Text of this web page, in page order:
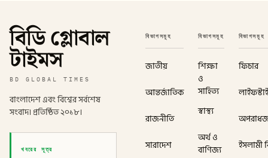
বিডি গ্লোবাল
টাইমস
BD GLOBAL TIMES
বাংলাদেশ এবং বিশ্বের সর্বশেষ
সংবাদ। প্রতিষ্ঠিত ২০১৮।
খবরের সূত্র
বিভাগসমূহ
জাতীয়
আন্তর্জাতিক
রাজনীতি
সারাদেশ
বিভাগসমূহ
শিক্ষা
ও
সাহিত্য
স্বাস্থ্য
অর্থ ও
বাণিজ্য
বিভাগসমূহ
ফিচার
ইসলামী